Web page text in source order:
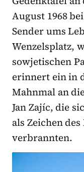
August 1968
Sender ums
Wenzelsplatz,
sowjetischen
erinnert ein in
Mahnmal an
Jan Zajíc, die
als Zeichen
verbrannten.